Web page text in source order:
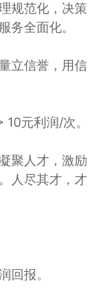
规范化，决策
务全面化。
立信誉，用信
元利润/次。
聚人才，激励
人尽其才，才
回报。